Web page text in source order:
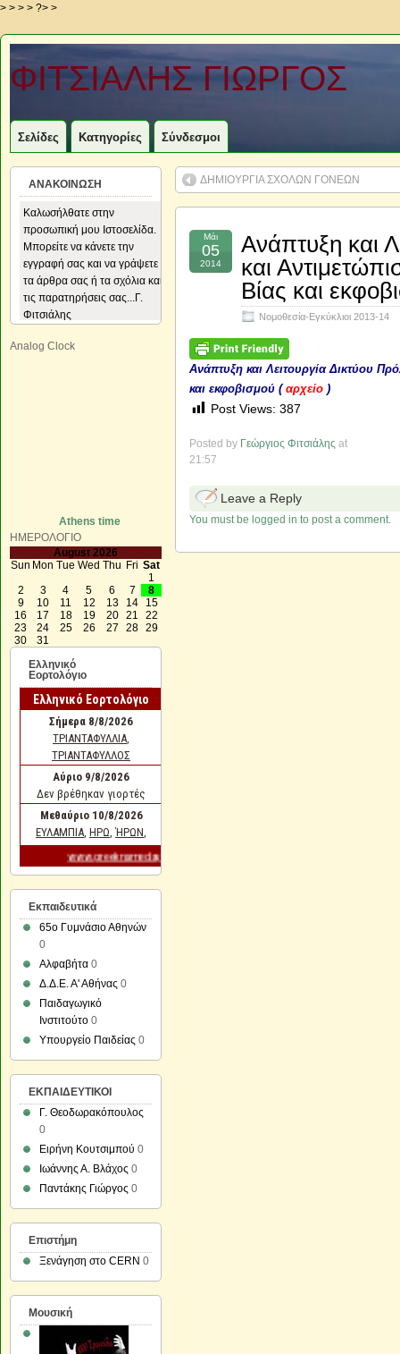
> > > > ?> >
ΦΙΤΣΙΑΛΗΣ ΓΙΩΡΓΟΣ
Σελίδες Κατηγορίες Σύνδεσμοι
ΑΝΑΚΟΙΝΩΣΗ
Καλωσήλθατε στην
προσωπική μου Ιστοσελίδα.
Μπορείτε να κάνετε την
εγγραφή σας και να γράψετε
τα άρθρα σας ή τα σχόλια και
τις παρατηρήσεις σας...Γ.
Φιτσιάλης
Καλωσήλθατε στην
προσωπική μου Ιστοσελίδα.
Μπορείτε να κάνετε την
εγγραφή σας και να γράψετε
τα άρθρα σας ή τα σχόλια και
τις παρατηρήσεις σας...Γ.
Φιτσιάλης
Analog Clock
Athens time
ΗΜΕΡΟΛΟΓΙΟ
August 2026
Sun Mon Tue Wed Thu Fri Sat
1
2
3 4 5 6 7
8
9
10 11 12 13 14
15
16
17 18 19 20 21
22
23
24 25 26 27 28 29
30
31
Ελληνικό
Εορτολόγιο
Εκπαιδευτικά
65ο Γυμνάσιο Αθηνών
0
Αλφαβήτα 0
Δ.Δ.Ε. Α' Αθήνας 0
Παιδαγωγικό
Ινστιτούτο 0
Υπουργείο Παιδείας 0
ΕΚΠΑΙΔΕΥΤΙΚΟΙ
Γ. Θεοδωρακόπουλος
0
Ειρήνη Κουτσιμπού 0
Ιωάννης Α. Βλάχος 0
Παντάκης Γιώργος 0
Επιστήμη
Ξενάγηση στο CERN 0
Μουσική
ΔΗΜΙΟΥΡΓΙΑ ΣΧΟΛΩΝ ΓΟΝΕΩΝ
Ανάπτυξη και
και
Βίας και
Νομοθεσία-Εγκύκλιοι 2013-14
Μάι
05
2014
Ανάπτυξη και Λειτουργία Δικτύου
και εκφοβισμού (αρχείο )
Post Views: 387
Posted by Γεώργιος Φιτσιάλης at
21:57
Leave a Reply
You must be logged in to post a comment.